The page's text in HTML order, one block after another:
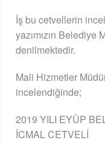
İş bu cetvellerin
yazımızın
denilmektedir.
Mali Hizmetler
incelendiğinde;
2019 YILI EYÜP
İCMAL CETVELİ